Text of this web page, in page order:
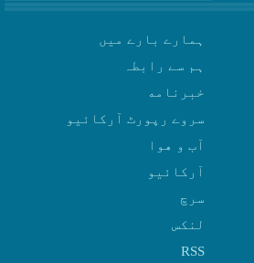
ہمارے بارے میں
ہم سے رابطہ
سروے رپورٹ آرکائیو
آب و هوا
سرچ
لنکس
RSS